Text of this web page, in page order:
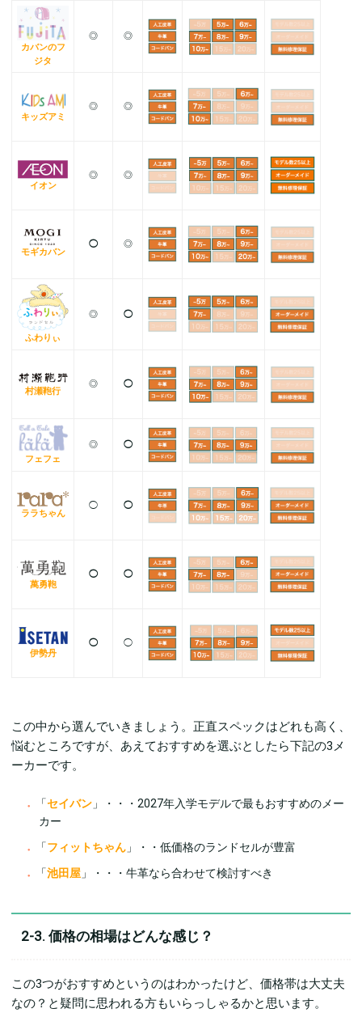
カバンのフ
ジタ
◎ ◎
キッズアミ
◎ ◎
イオン
◎ ◎
モギカバン
◯ ◎
ふわりぃ
◎ ◯
村瀬鞄行
◎ ◯
フェフェ
◎ ◯
ララちゃん
◯ ◯
萬勇鞄
◯ ◯
伊勢丹
◯ ◯
この中から選んでいきましょう。正直スペックはどれも高く、
悩むところですが、あえておすすめを選ぶとしたら下記の3メ
ーカーです。
「セイバン 」・・・2027年入学モデルで最もおすすめのメー
カー
「フィットちゃん 」・・低価格のランドセルが豊富
「池田屋 」・・・牛革なら合わせて検討すべき
2-3. 価格の相場はどんな感じ？
この3つがおすすめというのはわかったけど、価格帯は大丈夫
なの？と疑問に思われる方もいらっしゃるかと思います。